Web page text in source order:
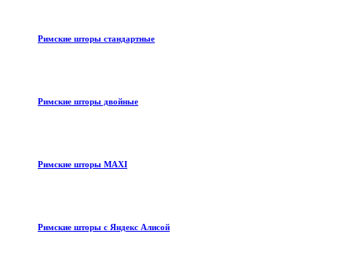
Римские шторы стандартные
Римские шторы двойные
Римские шторы MAXI
Римские шторы с Яндекс Алисой